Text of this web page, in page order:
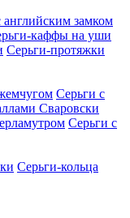
английским замком
каффы на уши
Серьги-протяжки
Серьги с
Сваровски
Серьги с
Серьги-кольца